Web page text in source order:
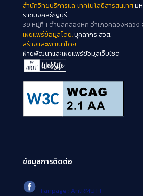
สำนักวิทยบริการและเทคโนโลยีสารสนเทศม
ราชมงคลธัญบุรี
39 หมู่ที่ 1 ตำบลคลองหก อำเภอคลองหลวง
เผยแพร่ข้อมูลโดย.บุคลากร สวส.
สร้างและพัฒนาโดย.
ฝ่ายพัฒนาและเผยแพร่ข้อมูลเว็บไซต์
ข้อมูลการติดต่อ
Fanpage : AritRMUTT